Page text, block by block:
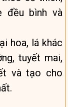
đều bình và
hoa, lá khác
tuyết mai,
và tạo cho